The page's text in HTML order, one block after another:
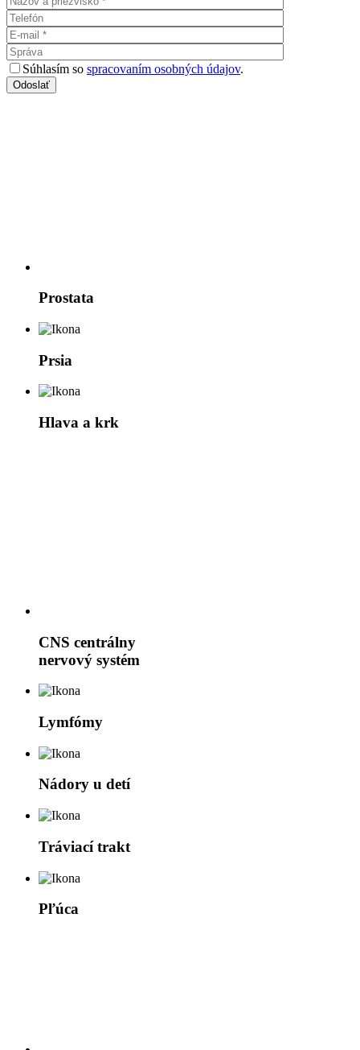
Súhlasím so spracovaním osobných údajov.
Prostata
Prsia
Hlava a krk
CNS centrálny
nervový systém
Lymfómy
Nádory u detí
Tráviací trakt
Pľúca